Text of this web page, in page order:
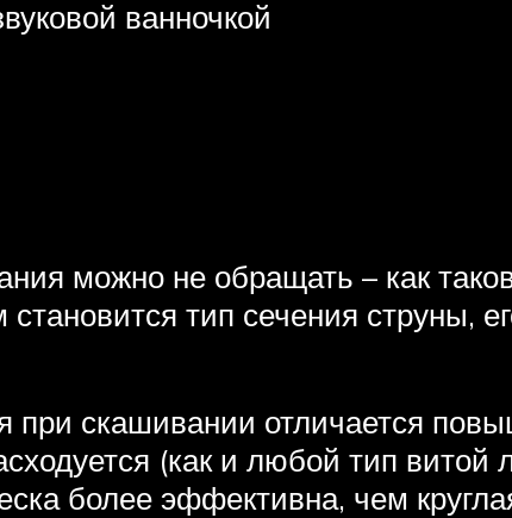
ванночкой
можно не обращать – как
тип сечения струны,
при скашивании отличается
(как и любой тип витой
более эффективна, чем